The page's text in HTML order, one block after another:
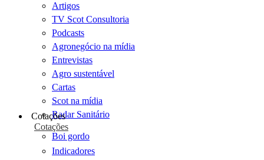
Artigos
TV Scot Consultoria
Podcasts
Agronegócio na mídia
Entrevistas
Agro sustentável
Cartas
Scot na mídia
Radar Sanitário
Cotações
Cotações
Boi gordo
Indicadores